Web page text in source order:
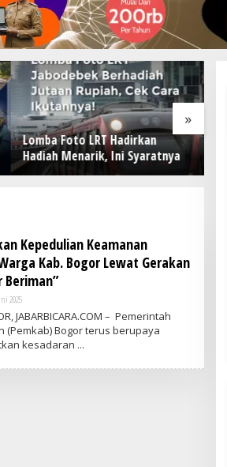
»
Lomba Foto LRT Hadirkan
Hadiah Menarik, Ini Syaratnya
Kepedulian Keamanan
Kab. Bogor Lewat Gerakan
Beriman”
2025O
L
E
H
A
M
JABARBICARA.COM – Pemerintah
(Pemkab) Bogor terus berupaya
kesadaran